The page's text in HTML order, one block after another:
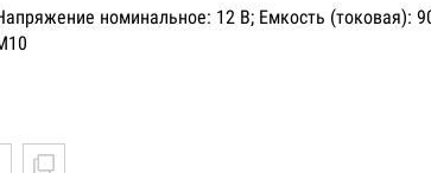
номинальное: 12 В; Емкость (токовая):